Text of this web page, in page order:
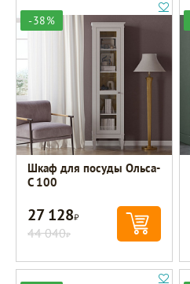
-38%
Шкаф для посуды Ольса-
С 100
27 128Р
44 040Р